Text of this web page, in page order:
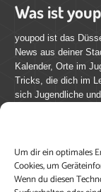
Um dir ein optimales
Cookies, um
Wenn du diesen
Was ist
youpod ist das
News aus deiner
Kalender, Orte im
Tricks, die dich im
sich Jugendliche
Mach mit
youpod.de lebt
journalistische